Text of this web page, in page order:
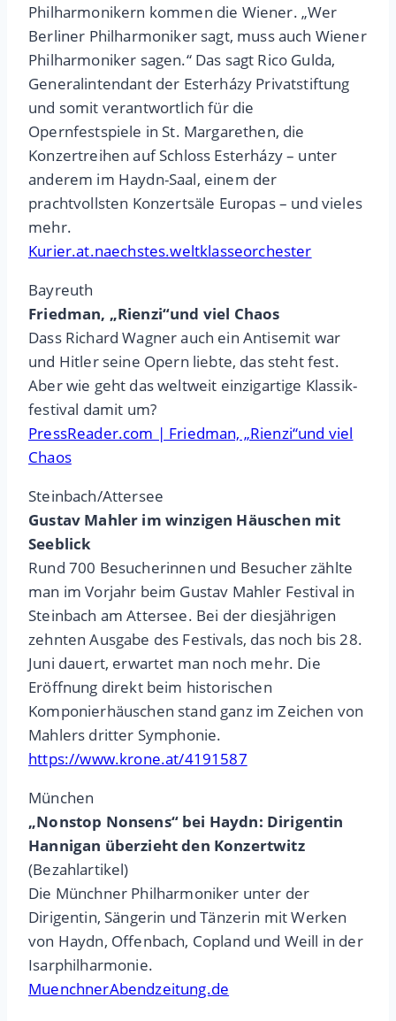
Philharmonikern kommen die Wiener. „Wer
Berliner Philharmoniker sagt, muss auch Wiener
Philharmoniker sagen.“ Das sagt Rico Gulda,
Generalintendant der Esterházy Privatstiftung
und somit verantwortlich für die
Opernfestspiele in St. Margarethen, die
Konzertreihen auf Schloss Esterházy – unter
anderem im Haydn-Saal, einem der
prachtvollsten Konzertsäle Europas – und vieles
mehr.
Kurier.at.naechstes.weltklasseorchester
Bayreuth
Fried­man, „Rienzi“und viel Chaos
Dass Richard Wag­ner auch ein Anti­se­mit war
und Hit­ler seine Opern liebte, das steht fest.
Aber wie geht das welt­weit ein­zig­ar­tige Klas­sik-
festi­val damit um?
PressReader.com | Fried­man, „Rienzi“und viel
Chaos
Steinbach/Attersee
Gustav Mahler im winzigen Häuschen mit
Seeblick
Rund 700 Besucherinnen und Besucher zählte
man im Vorjahr beim Gustav Mahler Festival in
Steinbach am Attersee. Bei der diesjährigen
zehnten Ausgabe des Festivals, das noch bis 28.
Juni dauert, erwartet man noch mehr. Die
Eröffnung direkt beim historischen
Komponierhäuschen stand ganz im Zeichen von
Mahlers dritter Symphonie.
https://www.krone.at/4191587
München
„Nonstop Nonsens“ bei Haydn: Dirigentin
Hannigan überzieht den Konzertwitz
(Bezahlartikel)
Die Münchner Philharmoniker unter der
Dirigentin, Sängerin und Tänzerin mit Werken
von Haydn, Offenbach, Copland und Weill in der
Isarphilharmonie.
MuenchnerAbendzeitung.de